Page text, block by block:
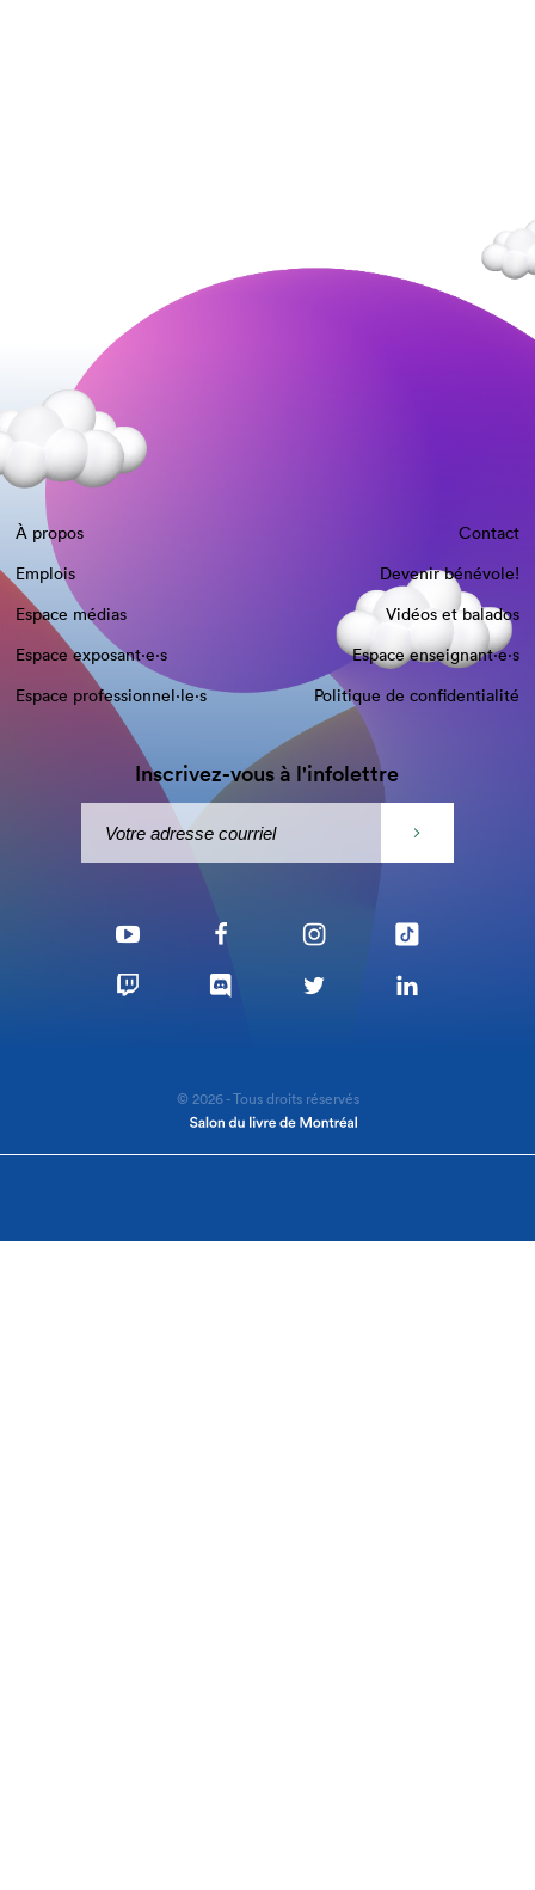
À propos
Contact
Emplois
Devenir bénévole!
Espace médias
Vidéos et balados
Espace exposant·e⋅s
Espace enseignant·e⋅s
Espace professionnel·le⋅s
Politique de confidentialité
Inscrivez-vous à l'infolettre
© 2026 - Tous droits réservés